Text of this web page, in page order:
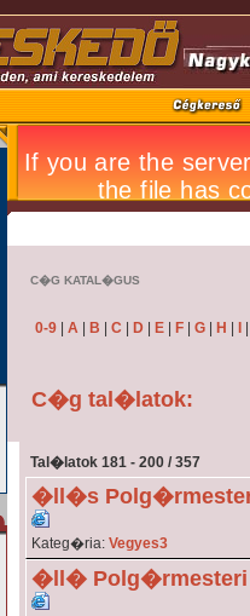
C�G KATAL�GUS
0-9 A B C D E F G H
C�g tal�latok:
Tal�latok 181 - 200 / 357
�ll�s
Kateg�ria: Vegyes3
�ll� Polg�rmesteri